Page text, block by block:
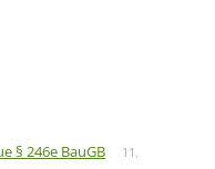
§ 246e BauGB
11.